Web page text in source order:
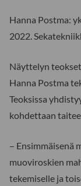
Hanna Postma:
2022.
Näyttelyn
Hanna Postma
Teoksissa
kohdettaan
– Ensimmäisenä
muoviroskien
tekemiselle ja